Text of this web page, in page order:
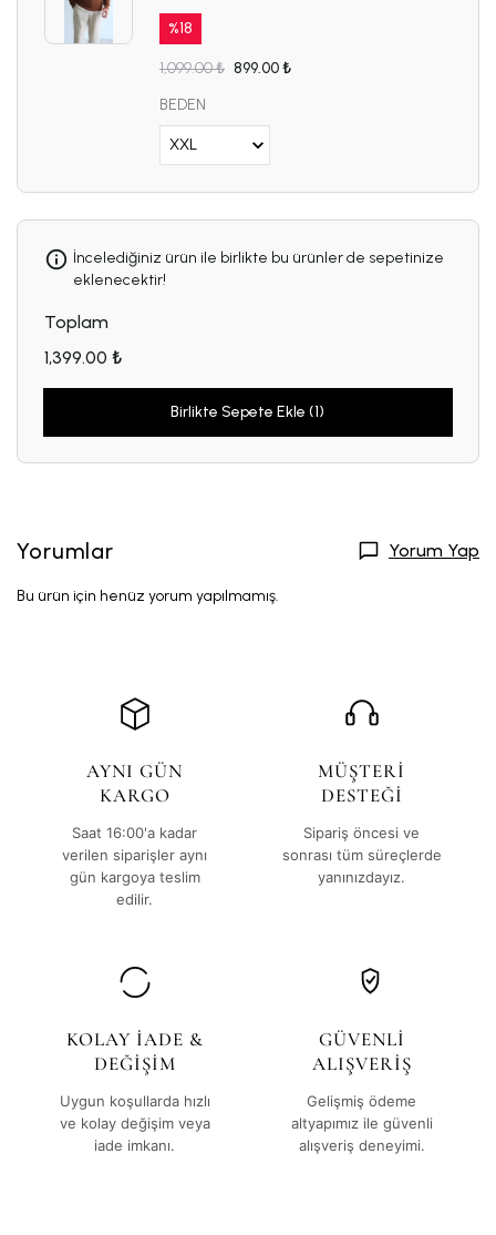
%18
1,099.00 ₺ 899.00 ₺
BEDEN
İncelediğiniz ürün ile birlikte bu ürünler de sepetinize
eklenecektir!
Toplam
1,399.00 ₺
Birlikte Sepete Ekle (1)
Yorumlar Yorum Yap
Bu ürün için henüz yorum yapılmamış.
AYNI GÜN
KARGO
Saat 16:00'a kadar
verilen siparişler aynı
gün kargoya teslim
edilir.
MÜŞTERİ
DESTEĞİ
Sipariş öncesi ve
sonrası tüm süreçlerde
yanınızdayız.
KOLAY İADE &
DEĞİŞİM
Uygun koşullarda hızlı
ve kolay değişim veya
iade imkanı.
GÜVENLİ
ALIŞVERİŞ
Gelişmiş ödeme
altyapımız ile güvenli
alışveriş deneyimi.